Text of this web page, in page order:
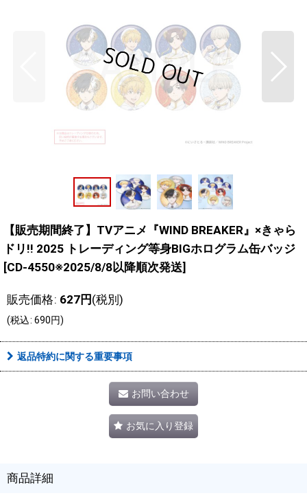
【販売期間終了】TVアニメ『WIND BREAKER』×きゃら
ドリ!! 2025 トレーディング等身BIGホログラム缶バッジ
[CD-4550※2025/8/8以降順次発送]
販売価格: 627円 (税別)
(税込: 690円)
返品特約に関する重要事項
お問い合わせ
お気に入り登録
商品詳細